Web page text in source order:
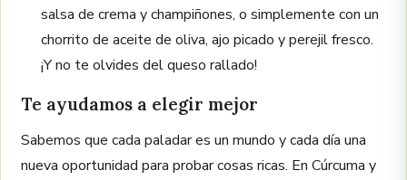
salsa de crema y champiñones, o simplemente con un
chorrito de aceite de oliva, ajo picado y perejil fresco.
¡Y no te olvides del queso rallado!
Te ayudamos a elegir mejor
Sabemos que cada paladar es un mundo y cada día una
nueva oportunidad para probar cosas ricas. En Cúrcuma y